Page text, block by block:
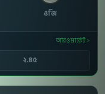
ওজি
আরও মার্কেট >
২.৪৫